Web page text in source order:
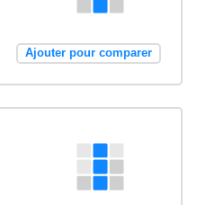
Ajouter pour comparer